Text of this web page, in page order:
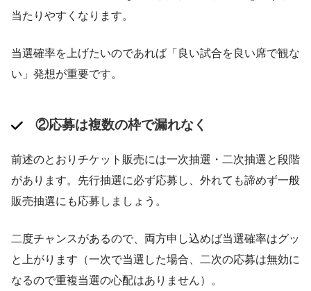
当たりやすくなります​。
当選確率を上げたいのであれば「良い試合を良い席で観な
い」発想が重要です。
②応募は複数の枠で漏れなく
前述のとおりチケット販売には一次抽選・二次抽選と段階
があります。先行抽選に必ず応募し、外れても諦めず一般
販売抽選にも応募しましょう。​
二度チャンスがあるので、両方申し込めば当選確率はグッ
と上がります（一次で当選した場合、二次の応募は無効に
なるので重複当選の心配はありません）。